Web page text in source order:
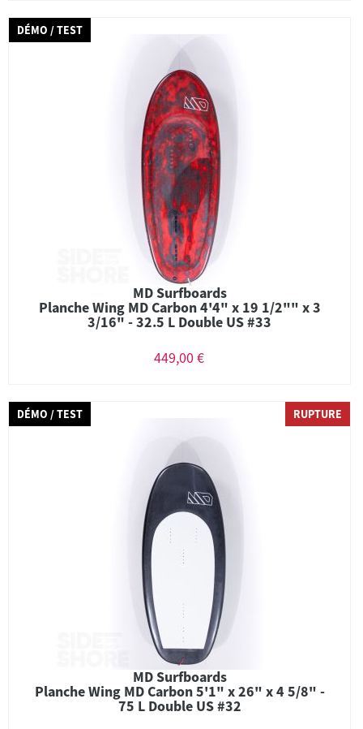
DÉMO / TEST
MD Surfboards
Planche Wing MD Carbon 4'4" x 19 1/2"" x 3
3/16" - 32.5 L Double US #33
449,00 €
DÉMO / TEST RUPTURE
MD Surfboards
Planche Wing MD Carbon 5'1" x 26" x 4 5/8" -
75 L Double US #32